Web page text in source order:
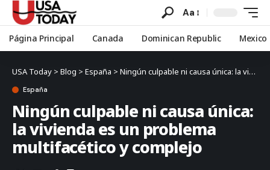
Aa
Página Principal Canada Dominican Republic Mexico
USA Today > Blog > España > Ningún culpable ni causa única: la vivienda es un problema multifacético y complejo
España
Ningún culpable ni causa única:
la vivienda es un problema
multifacético y complejo